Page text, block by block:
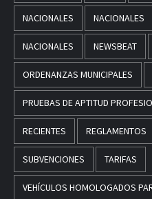
NACIONALES NACIONALES
NACIONALES NEWSBEAT
ORDENANZAS MUNICIPALES
PRUEBAS DE APTITUD
RECIENTES REGLAMENTOS
SUBVENCIONES TARIFAS
VEHÍCULOS HOMOLOGADOS